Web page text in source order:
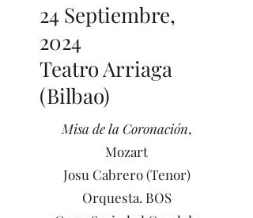
24 Septiembre,
2024
Teatro Arriaga
(Bilbao)
Misa de la Coronación,
Mozart
Josu Cabrero (Tenor)
Orquesta. BOS